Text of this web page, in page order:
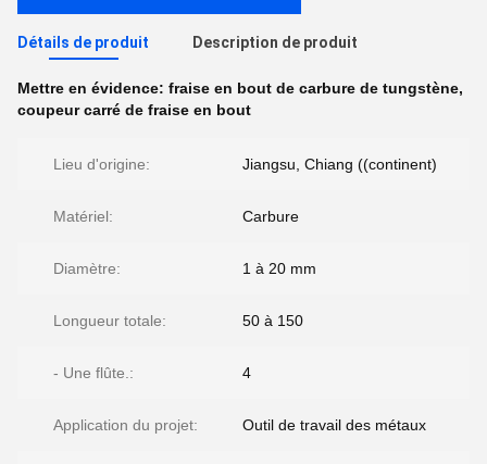
Détails de produit Description de produit
Mettre en évidence: fraise en bout de carbure de tungstène,
coupeur carré de fraise en bout
Lieu d'origine: Jiangsu, Chiang ((continent)
Matériel: Carbure
Diamètre: 1 à 20 mm
Longueur totale: 50 à 150
- Une flûte.: 4
Application du projet: Outil de travail des métaux